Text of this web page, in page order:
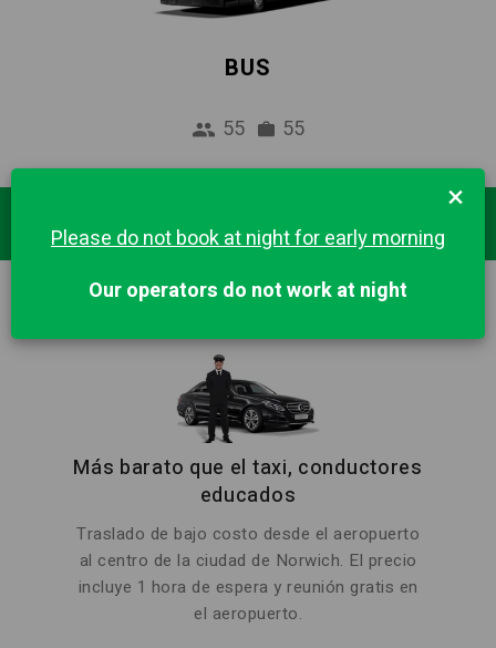
BUS
55 55
Destinos Populares
Más barato que el taxi, conductores
educados
Traslado de bajo costo desde el aeropuerto
al centro de la ciudad de Norwich. El precio
incluye 1 hora de espera y reunión gratis en
el aeropuerto.
×
Please do not book at night for early morning
Our operators do not work at night